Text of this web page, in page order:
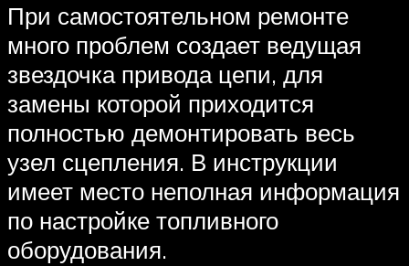
При самостоятельном ремонте
много проблем создает ведущая
звездочка привода цепи, для
замены которой приходится
полностью демонтировать весь
узел сцепления. В инструкции
имеет место неполная информация
по настройке топливного
оборудования.